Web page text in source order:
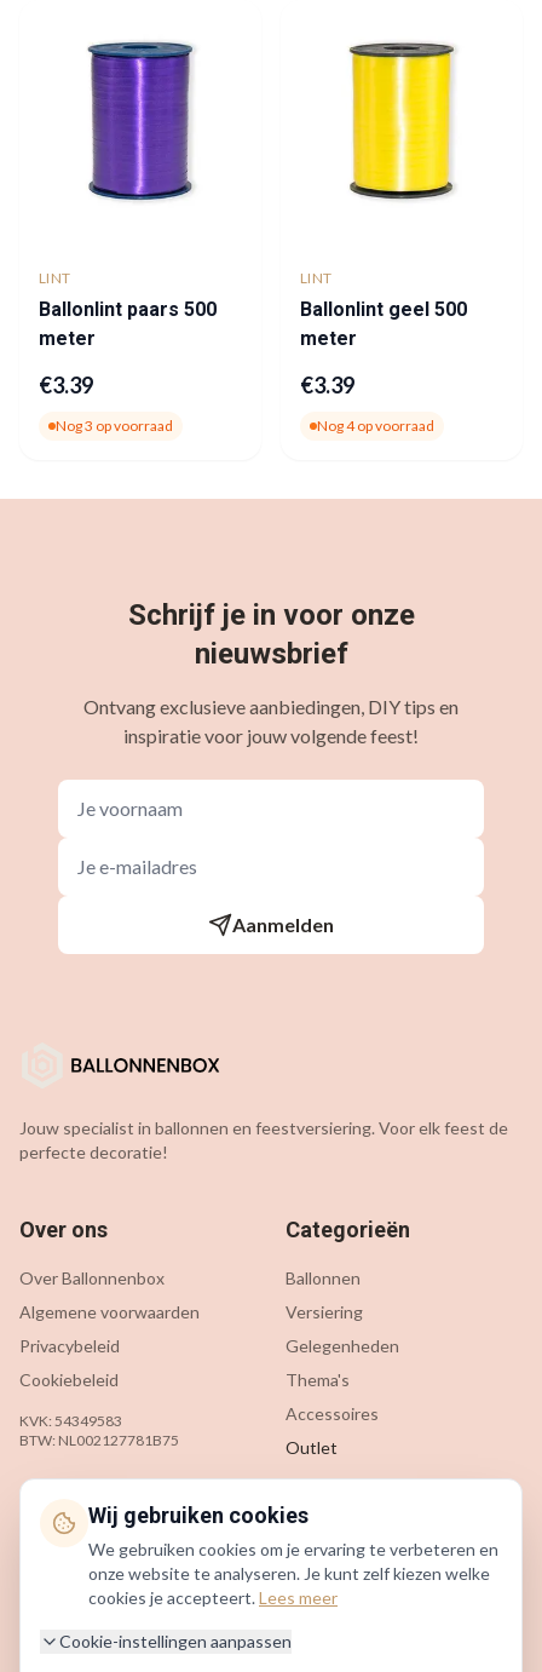
LINT
Ballonlint paars 500
meter
€3.39
Nog3 op voorraad
LINT
Ballonlint geel 500
meter
€3.39
Nog4op voorraad
Schrijf je in voor onze
nieuwsbrief
Ontvang exclusieve aanbiedingen, DIY tips en
inspiratie voor jouw volgende feest!
Aanmelden
Jouw specialist in ballonnen en feestversiering. Voor elk feest de
perfecte decoratie!
Over ons
Over Ballonnenbox
Algemene voorwaarden
Privacybeleid
Cookiebeleid
KVK: 54349583
BTW: NL002127781B75
Categorieën
Ballonnen
Versiering
Gelegenheden
Thema's
Accessoires
Outlet
Klantenservice
Veelgestelde vragen
Contact
info@ballonnenbox.nl
085 200 7442
Wij gebruiken cookies
We gebruiken cookies om je ervaring te verbeteren en
onze website te analyseren. Je kunt zelf kiezen welke
cookies je accepteert.Lees meer
Cookie-instellingen aanpassen